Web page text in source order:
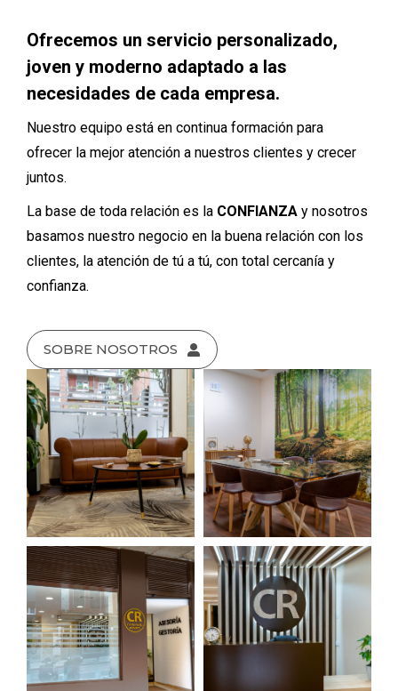
Ofrecemos un servicio personalizado,
joven y moderno adaptado a las
necesidades de cada empresa.
Nuestro equipo está en continua formación para
ofrecer la mejor atención a nuestros clientes y crecer
juntos.
La base de toda relación es la CONFIANZA y nosotros
basamos nuestro negocio en la buena relación con los
clientes, la atención de tú a tú, con total cercanía y
confianza.
SOBRE NOSOTROS